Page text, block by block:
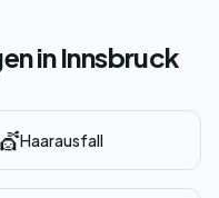
in Innsbruck
💇Haarausfall